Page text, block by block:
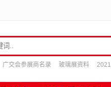
广交会参展商名录 玻璃展资料